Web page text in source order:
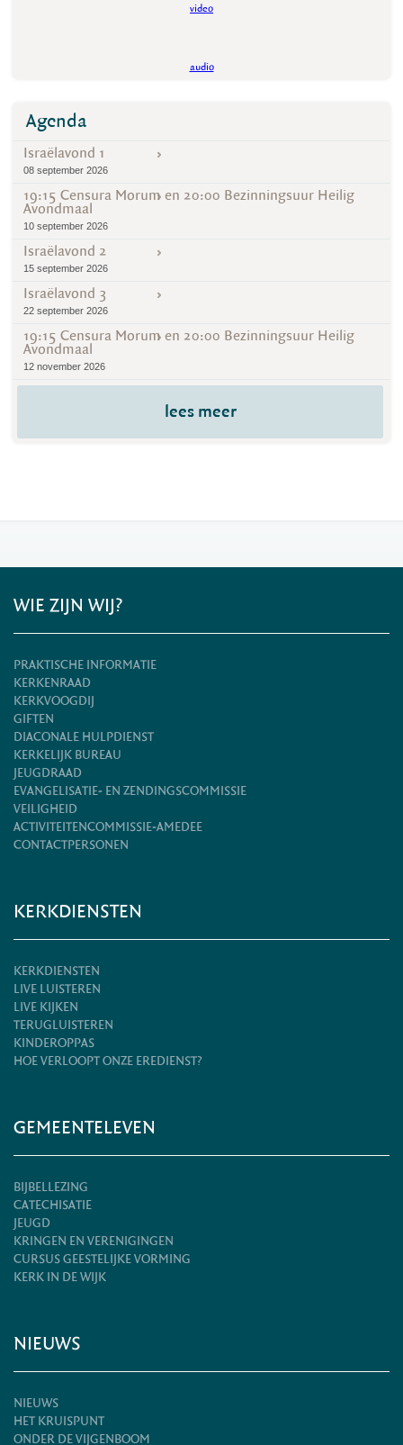
video
audio
Agenda
Israëlavond 1
08 september 2026
19:15 Censura Morum en 20:00 Bezinningsuur Heilig
Avondmaal
10 september 2026
Israëlavond 2
15 september 2026
Israëlavond 3
22 september 2026
19:15 Censura Morum en 20:00 Bezinningsuur Heilig
Avondmaal
12 november 2026
lees meer
WIE ZIJN WIJ?
PRAKTISCHE INFORMATIE
KERKENRAAD
KERKVOOGDIJ
GIFTEN
DIACONALE HULPDIENST
KERKELIJK BUREAU
JEUGDRAAD
EVANGELISATIE- EN ZENDINGSCOMMISSIE
VEILIGHEID
ACTIVITEITENCOMMISSIE-AMEDEE
CONTACTPERSONEN
KERKDIENSTEN
KERKDIENSTEN
LIVE LUISTEREN
LIVE KIJKEN
TERUGLUISTEREN
KINDEROPPAS
HOE VERLOOPT ONZE EREDIENST?
GEMEENTELEVEN
BIJBELLEZING
CATECHISATIE
JEUGD
KRINGEN EN VERENIGINGEN
CURSUS GEESTELIJKE VORMING
KERK IN DE WIJK
NIEUWS
NIEUWS
HET KRUISPUNT
ONDER DE VIJGENBOOM